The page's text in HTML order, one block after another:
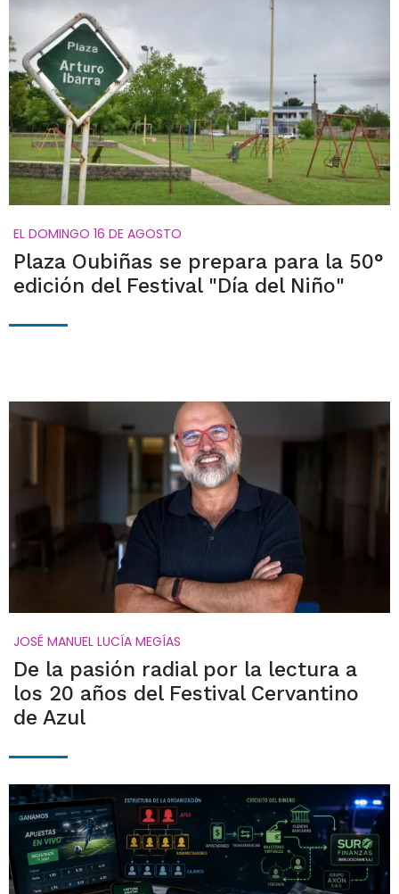
EL DOMINGO 16 DE AGOSTO
Plaza Oubiñas se prepara para la 50°
edición del Festival "Día del Niño"
JOSÉ MANUEL LUCÍA MEGÍAS
De la pasión radial por la lectura a
los 20 años del Festival Cervantino
de Azul